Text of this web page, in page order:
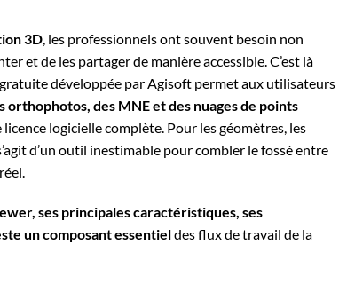
3D , les professionnels ont souvent besoin non
et de les partager de manière accessible. C’est là
développée par Agisoft permet aux utilisateurs
des MNE et des nuages de points
licence logicielle complète. Pour les géomètres, les
d’un outil inestimable pour combler le fossé entre
ses principales caractéristiques, ses
un composant essentieldes flux de travail de la